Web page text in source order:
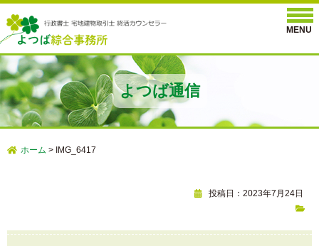
よつば通信
ホーム > IMG_6417
投稿日：2023年7月24日